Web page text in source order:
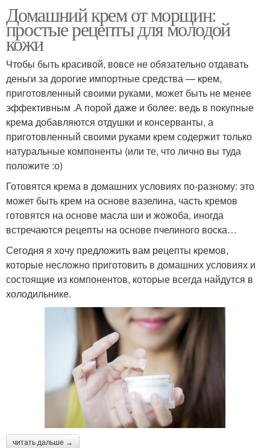
Домашний крем от морщин:
простые рецепты для молодой
кожи
Чтобы быть красивой, вовсе не обязательно отдавать
деньги за дорогие импортные средства — крем,
приготовленный своими руками, может быть не менее
эффективным .А порой даже и более: ведь в покупные
крема добавляются отдушки и консерванты, а
приготовленный своими руками крем содержит только
натуральные компоненты (или те, что лично вы туда
положите :о)
Готовятся крема в домашних условиях по-разному: это
может быть крем на основе вазелина, часть кремов
готовятся на основе масла ши и жожоба, иногда
встречаются рецепты на основе пчелиного воска…
Сегодня я хочу предложить вам рецепты кремов,
которые несложно приготовить в домашних условиях и
состоящие из компонентов, которые всегда найдутся в
холодильнике.
читать дальше →